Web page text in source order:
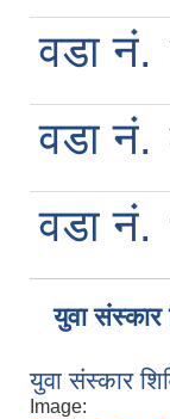
वडा नं.
वडा नं.
वडा नं.
युवा संस्कार
युवा संस्कार
Image: